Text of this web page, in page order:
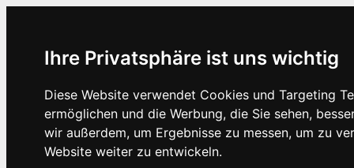
Ihre Privatsphäre ist uns wichtig
Diese Website verwendet Cookies und Targeting
ermöglichen und die Werbung, die Sie sehen,
wir außerdem, um Ergebnisse zu messen, um zu
Website weiter zu entwickeln.